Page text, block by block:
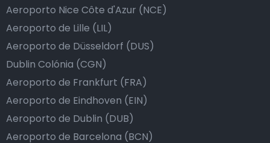
Aeroporto Nice Côte d'Azur (NCE)
Aeroporto de Lille (LIL)
Aeroporto de Düsseldorf (DUS)
Dublin Colónia (CGN)
Aeroporto de Frankfurt (FRA)
Aeroporto de Eindhoven (EIN)
Aeroporto de Dublin (DUB)
Aeroporto de Barcelona (BCN)